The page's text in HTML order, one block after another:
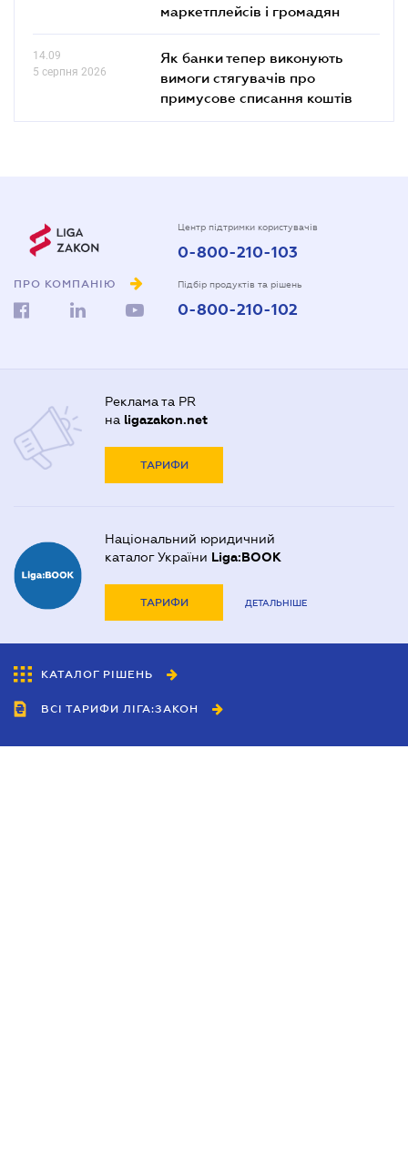
маркетплейсів і громадян
14.09
5 серпня 2026
Як банки тепер виконують
вимоги стягувачів про
примусове списання коштів
ПРО КОМПАНІЮ
Центр підтримки користувачів
0-800-210-103
Підбір продуктів та рішень
0-800-210-102
Реклама та PR
на ligazakon.net
ТАРИФИ
Національний юридичний
каталог України Liga:BOOK
ТАРИФИ ДЕТАЛЬНІШЕ
КАТАЛОГ РІШЕНЬ
ВСІ ТАРИФИ ЛІГА:ЗАКОН